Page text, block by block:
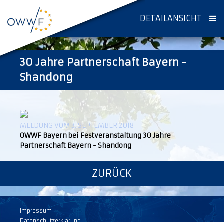
DETAILANSICHT
30 Jahre Partnerschaft Bayern -
Shandong
MELDUNG VOM 3. SEPTEMBER 2018
OWWF Bayern bei Festveranstaltung 30 Jahre
Partnerschaft Bayern - Shandong
ZURÜCK
Impressum